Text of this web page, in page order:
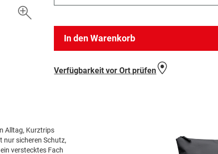
In den Warenkorb
Verfügbarkeit vor Ort prüfen
Alltag, Kurztrips
nur sicheren Schutz,
verstecktes Fach